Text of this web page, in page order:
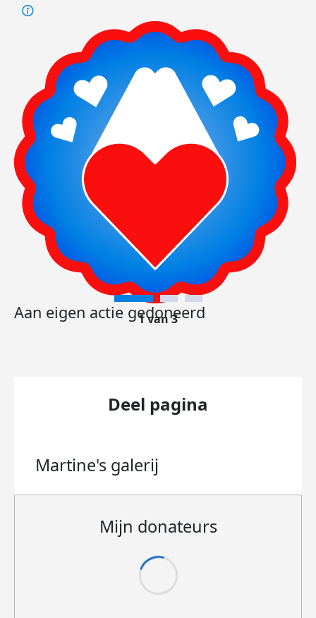
Aan eigen actie gedoneerd
1 van 3
Deel pagina
Martine's galerij
Mijn donateurs